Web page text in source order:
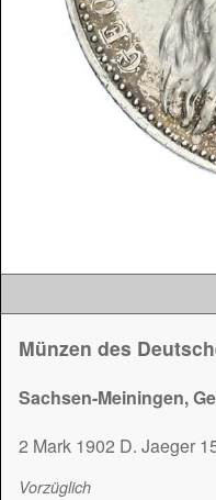
Münzen des
Sachsen-Meiningen,
2 Mark 1902 D. Jaeger
Vorzüglich